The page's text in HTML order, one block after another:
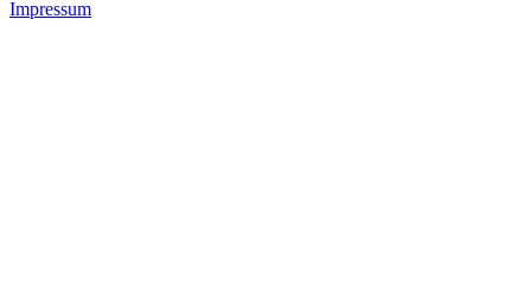
Impressum